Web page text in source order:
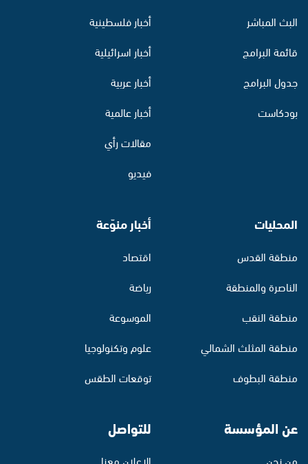
البث المباشر
قائمة البرامج
جدول البرامج
بودكاست
أخبار فلسطينية
أخبار اسرائيلية
أخبار عربية
أخبار عالمية
مقالات رأي
فيديو
المحليات
منطقة القدس
الناصرة والمنطقة
منطقة النقب
منطقة المثلث الشمالي
منطقة البطوف
أخبار منوّعة
اقتصاد
رياضة
الموسوعة
علوم وتكنولوجيا
توقعات الطقس
عن المؤسسة للتواصل